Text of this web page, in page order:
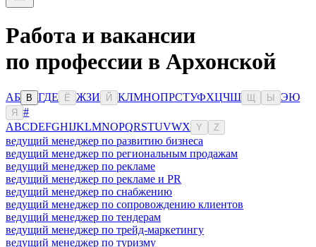
Работа и вакансии
по профессии в Архонской
АБ В ГДЕ Ё ЖЗИ Й КЛМНОПРСТУФХЦЧШ Ы ЭЮ
Я
#
ABCDEFGHIJKLMNOPQRSTUVWX Y Z
ведущий менеджер по развитию бизнеса
ведущий менеджер по региональным продажам
ведущий менеджер по рекламе
ведущий менеджер по рекламе и PR
ведущий менеджер по снабжению
ведущий менеджер по сопровождению клиентов
ведущий менеджер по тендерам
ведущий менеджер по трейд-маркетингу
ведущий менеджер по туризму